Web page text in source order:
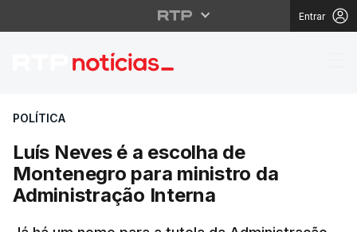
Entrar
Luís Neves é a
POLÍTICA
Luís Neves é a escolha de
Montenegro para ministro da
Administração Interna